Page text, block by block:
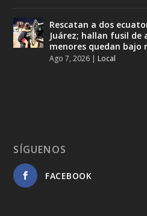
Rescatan a dos
Juárez; hallan fusil
menores quedan bajo
Ago 7, 2026 | Local
SÍGUENOS
FACEBOOK